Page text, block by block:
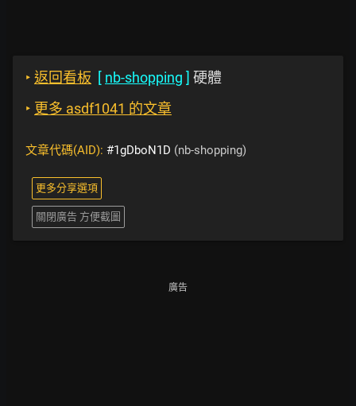
‣ 返回看板 [ nb-shopping ] 硬體
‣ 更多 asdf1041 的文章
文章代碼(AID): #1gDboN1D (nb-shopping)
更多分享選項
關閉廣告 方便截圖
廣告